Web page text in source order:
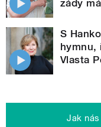
zády
S
hymnu,
Vlasta
Jak